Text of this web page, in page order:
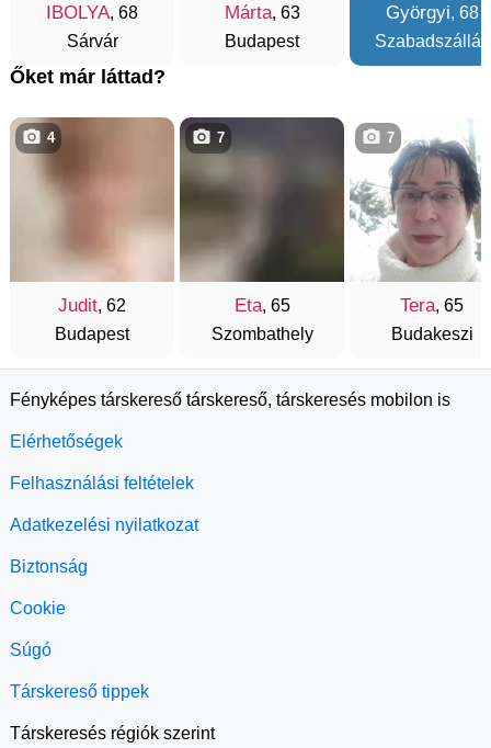
IBOLYA, 68
Sárvár
Márta, 63
Budapest
Györgyi, 68
Szabadszállás
Őket már láttad?
Judit, 62
Budapest
4
Eta, 65
Szombathely
7
Tera, 65
Budakeszi
7
Fényképes társkereső társkereső, társkeresés mobilon is
Elérhetőségek
Felhasználási feltételek
Adatkezelési nyilatkozat
Biztonság
Cookie
Súgó
Társkereső tippek
Társkeresés régiók szerint